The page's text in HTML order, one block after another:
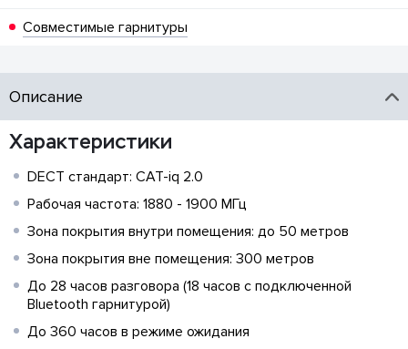
Совместимые гарнитуры
Описание
Характеристики
DECT стандарт: CAT-iq 2.0
Рабочая частота: 1880 - 1900 МГц
Зона покрытия внутри помещения: до 50 метров
Зона покрытия вне помещения: 300 метров
До 28 часов разговора (18 часов с подключенной
Bluetooth гарнитурой)
До 360 часов в режиме ожидания